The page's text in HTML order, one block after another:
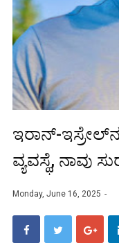
ಇರಾನ್-ಇಸ್ರೇಲ್‌ನ
ವ್ಯವಸ್ಥೆ, ನಾವು
Monday, June 16, 2025